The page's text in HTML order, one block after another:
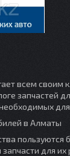
всем своим
запчастей
в Алматы
пользуются
для